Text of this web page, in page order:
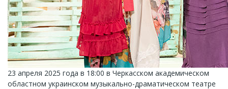
23 апреля 2025 года в 18:00 в Черкасском академическом
областном украинском музыкально-драматическом театре